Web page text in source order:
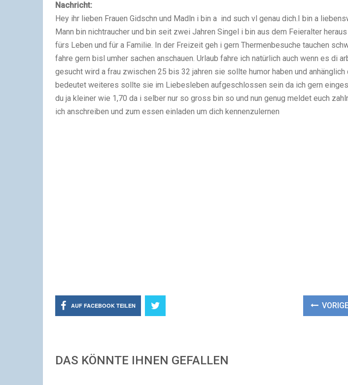
Nachricht:
Hey ihr lieben Frauen Gidschn und Madln i bin a ind such vl genau dich.I bin a
Mann bin nichtraucher und bin seit zwei Jahren Singel i bin aus dem Feieralter heraus
fürs Leben und für a Familie. In der Freizeit geh i gern Thermenbesuche tauchen
fahre gern bisl umher sachen anschauen. Urlaub fahre ich natürlich auch wenn es di
gesucht wird a frau zwischen 25 bis 32 jahren sie sollte humor haben und
bedeutet weiteres sollte sie im Liebesleben aufgeschlossen sein da ich gern
du ja kleiner wie 1,70 da i selber nur so gross bin so und nun genug meldet euch
ich anschreiben und zum essen einladen um dich kennenzulernen
AUF FACEBOOK TEILEN
DAS KÖNNTE IHNEN GEFALLEN